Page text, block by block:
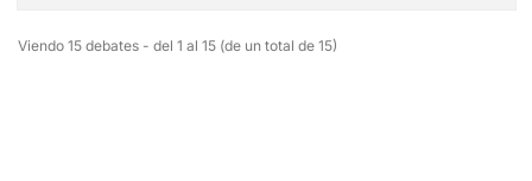
Viendo 15 debates - del 1 al 15 (de un total de 15)